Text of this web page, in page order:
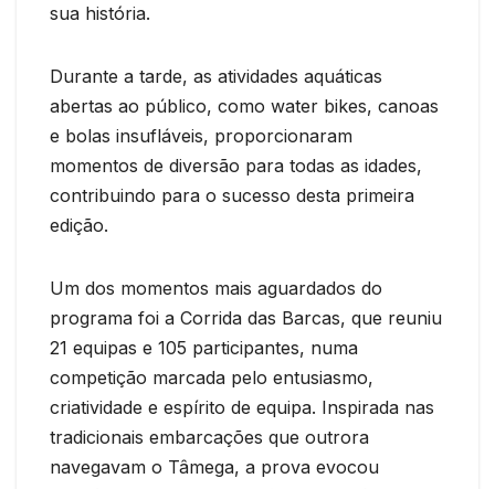
sua história.
Durante a tarde, as atividades aquáticas
abertas ao público, como water bikes, canoas
e bolas insufláveis, proporcionaram
momentos de diversão para todas as idades,
contribuindo para o sucesso desta primeira
edição.
Um dos momentos mais aguardados do
programa foi a Corrida das Barcas, que reuniu
21 equipas e 105 participantes, numa
competição marcada pelo entusiasmo,
criatividade e espírito de equipa. Inspirada nas
tradicionais embarcações que outrora
navegavam o Tâmega, a prova evocou